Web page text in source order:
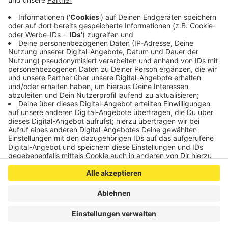
eine Rechnung bezahlt.
Veröffentlicht: Mittwoch, 07.09.2022 15:40
Anzeige
Anzeige